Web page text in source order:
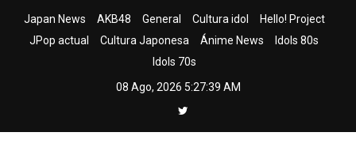
Japan News AKB48 General Cultura idol
Hello! Project
JPop actual
Cultura Japonesa Ánime News
Idols 80s
Idols 70s
08 Ago, 2026 5:27:40 AM